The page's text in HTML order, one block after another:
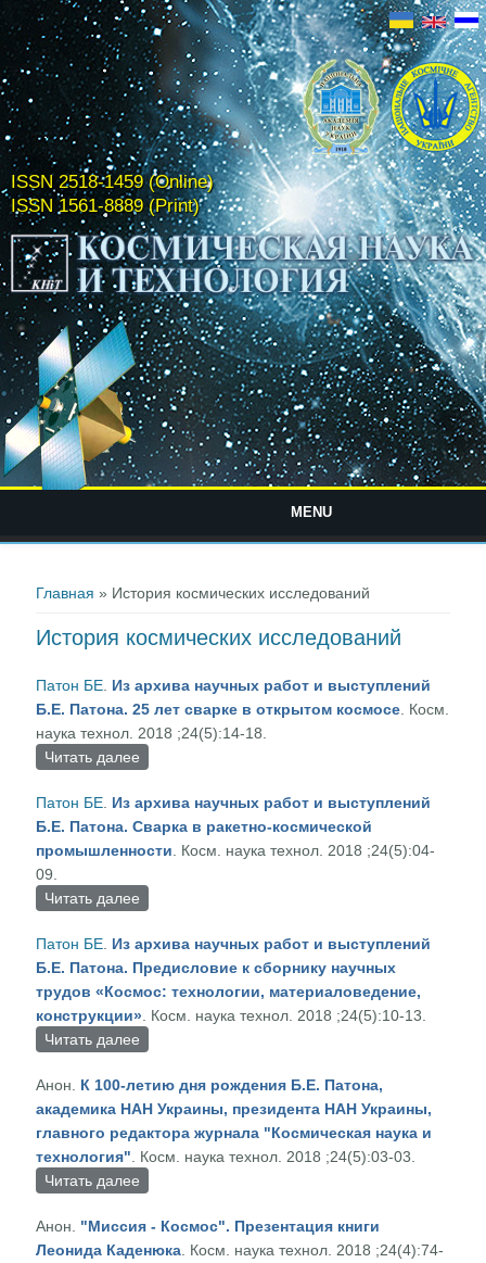
ISSN 2518-1459 (Online)
ISSN 1561-8889 (Print)
MENU
Главная » История космических исследований
История космических исследований
Патон БЕ Из архива научных работ и выступлений
Б.Е. Патона. 25 лет сварке в открытом космосе . Косм.
наука технол. 2018 ;24(5):14-18.
Читать далее
Патон БЕ Из архива научных работ и выступлений
Б.Е. Патона. Сварка в ракетно-космической
промышленности . Косм. наука технол. 2018 ;24(5):04-
09.
Читать далее
промышленности
Патон БЕ Из архива научных работ и выступлений
Б.Е. Патона. Предисловие к сборнику научных
трудов «Космос: технологии, материаловедение,
конструкции» . Косм. наука технол. 2018 ;24(5):10-13.
Читать далее
трудов «Космос: технологии,
материаловедение, конструкции»
Анон.
К 100-летию дня рождения Б.Е. Патона,
академика НАН Украины, президента НАН Украины,
главного редактора журнала "Космическая наука и
технология" . Косм. наука технол. 2018 ;24(5):03-03.
Читать далее
Украины, главного редактора журнала
"Космическая наука и технология"
Анон.
"Миссия - Космос". Презентация книги
Леонида Каденюка . Косм. наука технол. 2018 ;24(4):74-